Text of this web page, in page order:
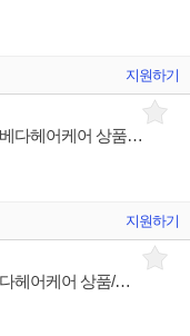
지원하기
[ AVEDA ] [ 현대판교점/ 신세계경기점 ] ES/아베다헤어케어 상품/진열/지원 판매전문직원
지원하기
[ AVEDA ] [ 롯데부산점/ 롯데대구점 ] ES/아베다헤어케어 상품/진열/지원 판매전문직원